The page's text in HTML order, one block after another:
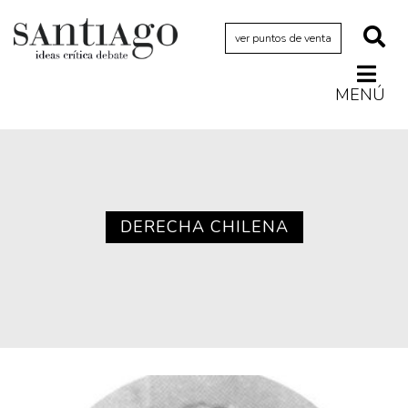
ver puntos de venta
MENÚ
DERECHA CHILENA